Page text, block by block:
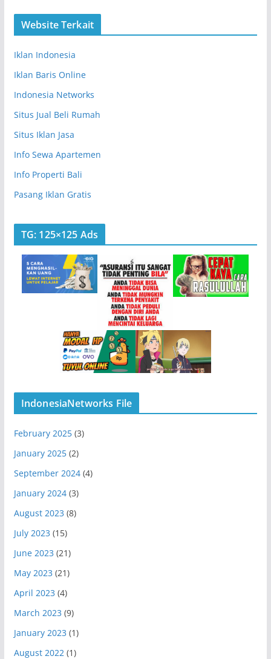
Website Terkait
Iklan Indonesia
Iklan Baris Online
Indonesia Networks
Situs Jual Beli Rumah
Situs Iklan Jasa
Info Sewa Apartemen
Info Properti Bali
Pasang Iklan Gratis
TG: 125×125 Ads
IndonesiaNetworks File
February 2025(3)
January 2025(2)
September 2024(4)
January 2024(3)
August 2023 (8)
July 2023 (15)
June 2023 (21)
May 2023 (21)
April 2023 (4)
March 2023 (9)
January 2023 (1)
August 2022(1)